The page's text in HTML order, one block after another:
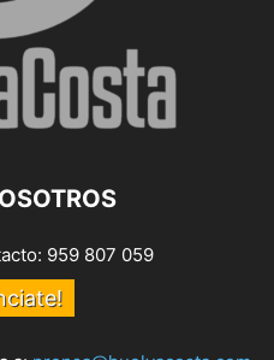
959 807 059